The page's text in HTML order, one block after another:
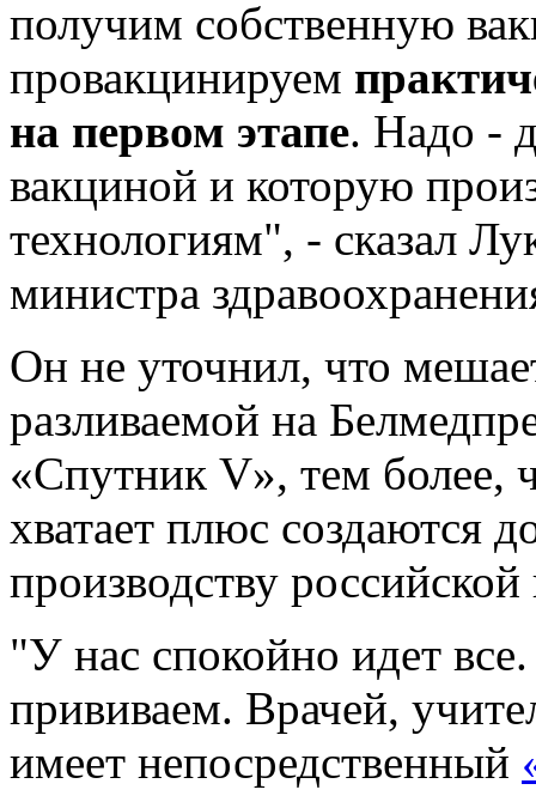
получим собственную
провакцинируем
на первом этапе. Надо -
вакциной и которую
технологиям", - сказал
министра
Он не уточнил, что
разливаемой на
«Спутник V», тем более,
хватает плюс создаются
производству
"У нас спокойно идет
прививаем. Врачей,
имеет непосредственный